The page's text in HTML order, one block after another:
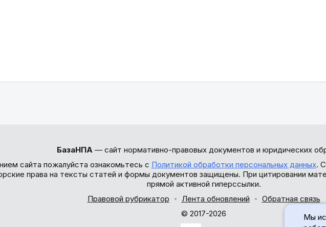
БазаНПА— сайт нормативно-правовых документов и юридических
сайта пожалуйста ознакомьтесь с Политикой обработки персональных данных.
права на тексты статей и формы документов защищены. При цитировании
прямой активной гиперссылки.
Правовой рубрикатор
Лента обновлений
Обратная связь
© 2017-2026
Мы